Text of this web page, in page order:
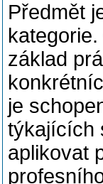
Předmět
základ
je
týkajících
aplikovat